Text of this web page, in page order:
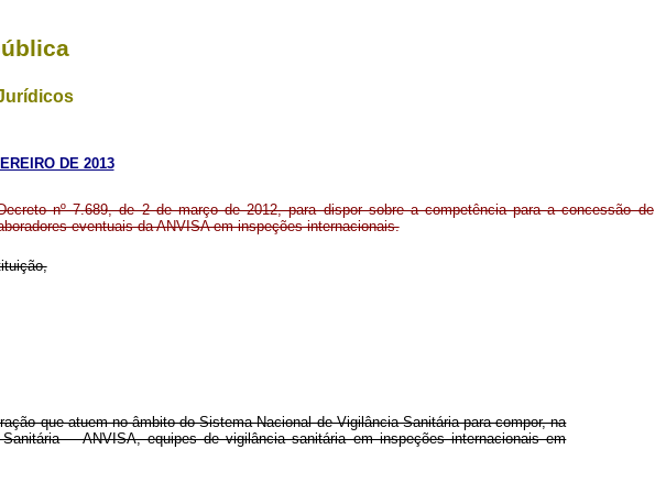
DE 2013
nº 7.689, de 2 de março de 2012, para dispor sobre a competência para a concessão de
eventuais da ANVISA em inspeções internacionais.
que atuem no âmbito do Sistema Nacional de Vigilância Sanitária para compor, na
─ ANVISA, equipes de vigilância sanitária em inspeções internacionais em